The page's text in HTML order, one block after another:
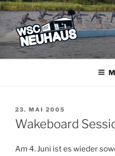
Zum
Inhalt
springen
WSC
Der Verein mit dem Haus am
VERÖFFENTLICHT
AM
23. MAI 2005
Wakeboard
Am 4. Juni ist es wieder